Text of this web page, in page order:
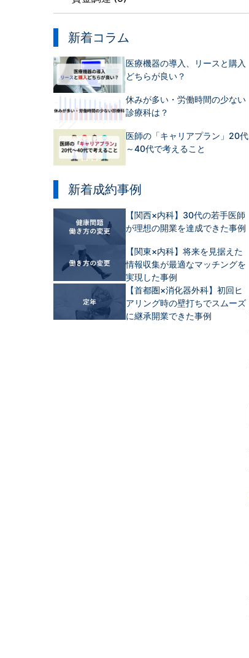
新着コラム
医療機器の導入、リースと購入
どちらが良い？
休みが多い・労働時間の少ない
診療科は？
医師の「キャリアプラン」20代
～40代で考えること
新着成約事例
【関西×内科】30代の若手医師
が理想の開業を達成できた事例
【関東×内科】将来を見据えた
情報収集が最適なマッチングを
実現した事例
【首都圏×消化器外科】初回ヒ
アリング時の壁打ちでスムーズ
に継承開業できた事例